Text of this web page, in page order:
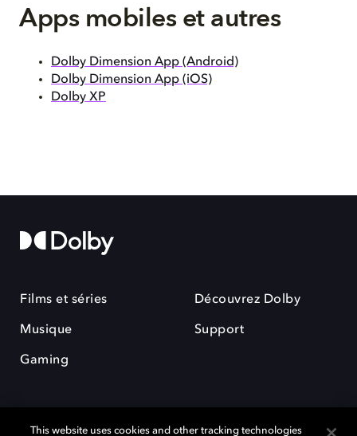
Apps mobiles et autres
Dolby Dimension App (Android)
Dolby Dimension App (iOS)
Dolby XP
Films et séries
Musique
Gaming
Découvrez Dolby
Support
This website uses cookies and other tracking technologies